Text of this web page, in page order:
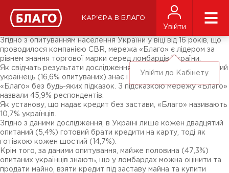
КАР'ЄРА В БЛАГО
Увійти
Увійти до Кабінету
ЗМІ про нас
Підписники соц-мереж
Ярмарки
Згідно з опитуванням населення України у віці від 16 років, що
проводилося компанією CBR, мережа «Благо» є лідером за
рівнем знання торгової марки серед ломбардів України.
Як свідчать результати дослідження, практично кожен шостий
українець (16,6% опитуваних) знає і може легко згадати ТМ
«Благо» без будь-яких підказок. З підсказкою мережу «Благо»
назвали 45,9% респондентів.
Як установу, що надає кредит без застави, «Благо» називають
10,7% українців.
Згідно з даними дослідження, в Україні лише кожен двадцятий
опитаний (5,4%) готовий брати кредити на карту, тоді як
готівкою кожен шостий (14,7%).
Крім того, за даними опитування, майже половина (47,3%)
опитаних українців знають, що у ломбардах можна оцінити та
продати майно, взяти кредит під заставу майна та купити